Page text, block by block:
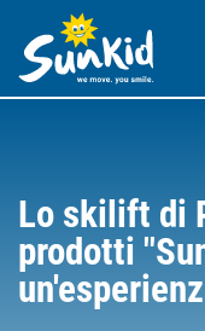
Lo skilift di
prodotti